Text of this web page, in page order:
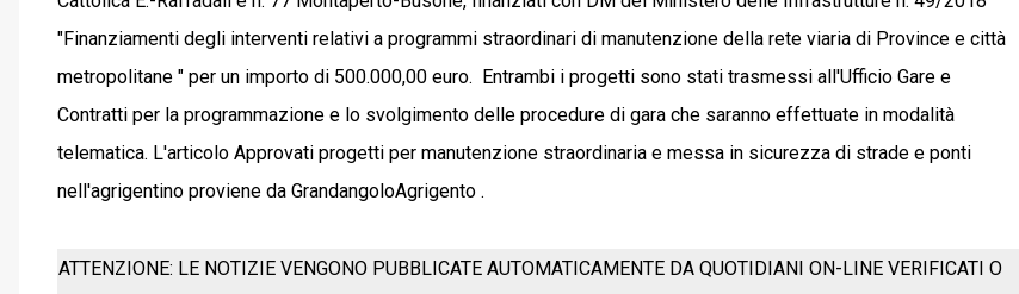
"Finanziamenti degli interventi relativi a programmi straordinari di manutenzione della rete viaria di Province e città
metropolitane " per un importo di 500.000,00 euro. Entrambi i progetti sono stati trasmessi all'Ufficio Gare e
Contratti per la programmazione e lo svolgimento delle procedure di gara che saranno effettuate in modalità
telematica. L'articolo Approvati progetti per manutenzione straordinaria e messa in sicurezza di strade e ponti
nell'agrigentino proviene da GrandangoloAgrigento .
ATTENZIONE: LE NOTIZIE VENGONO PUBBLICATE AUTOMATICAMENTE DA QUOTIDIANI ON-LINE VERIFICATI O